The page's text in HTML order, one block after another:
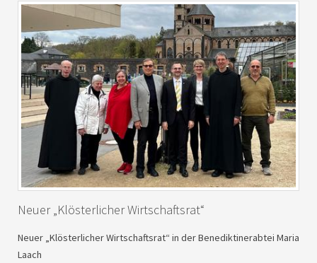
Neuer „Klösterlicher Wirtschaftsrat“
Neuer „Klösterlicher Wirtschaftsrat“ in der Benediktinerabtei Maria
Laach